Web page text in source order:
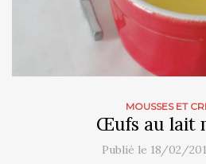
MOUSSES ET
Œufs au lait
Publié le 18/02/